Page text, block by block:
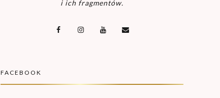
i ich fragmentów.
FACEBOOK